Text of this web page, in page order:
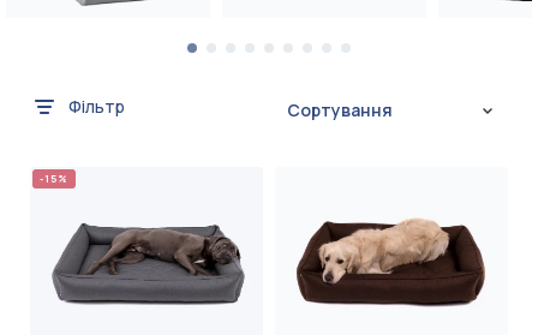
Фільтр Сортування
-15%